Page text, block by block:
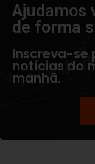
Ajudamos
de forma
Inscreva-se
notícias do
manhã.